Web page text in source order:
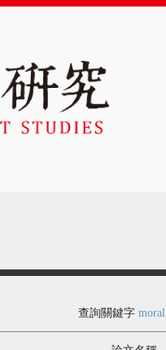
查詢關鍵字 moral